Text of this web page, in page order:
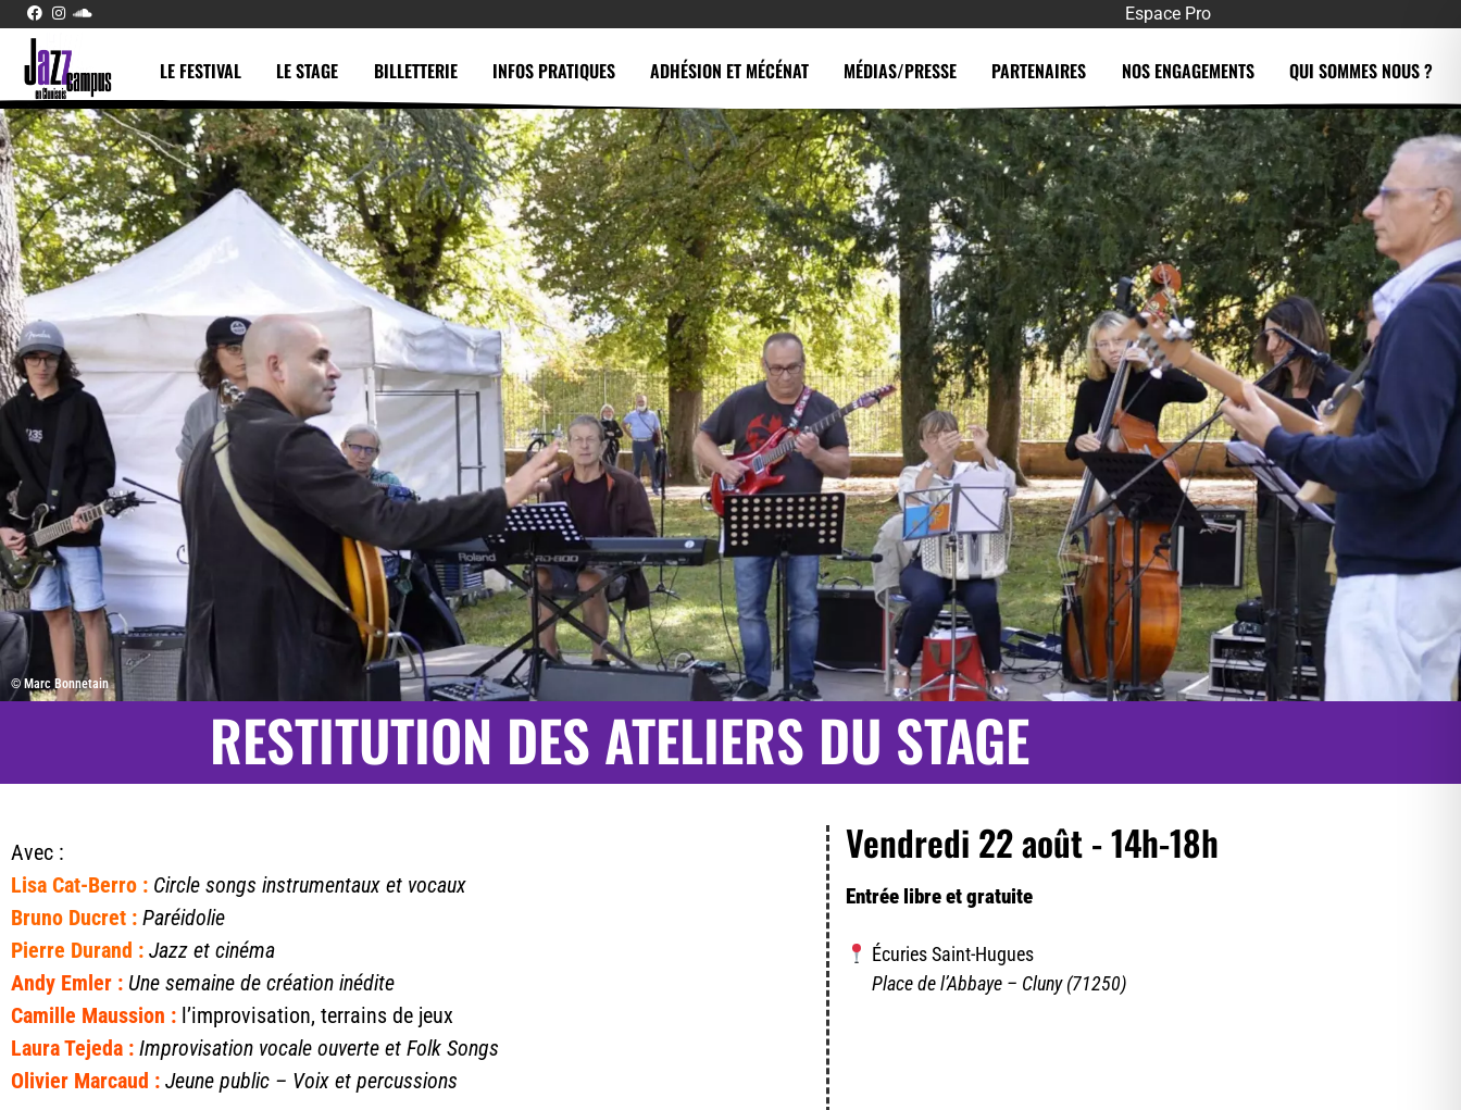
Espace Pro
LE FESTIVAL LE STAGE BILLETTERIE INFOS PRATIQUES ADHÉSION ET MÉCÉNAT MÉDIAS/PRESSE PARTENAIRES NOS ENGAGEMENTS QUI SOMMES NOUS ?
© Marc Bonnetain
RESTITUTION DES ATELIERS DU STAGE
Avec :
Lisa Cat-Berro : Circle songs instrumentaux et vocaux
Bruno Ducret : Paréidolie
Pierre Durand : Jazz et cinéma
Andy Emler : Une semaine de création inédite
Camille Maussion : l’improvisation, terrains de jeux
Laura Tejeda : Improvisation vocale ouverte et Folk Songs
Olivier Marcaud : Jeune public – Voix et percussions
Vendredi 22 août - 14h-18h
Entrée libre et gratuite
Écuries Saint-Hugues
Place de l’Abbaye – Cluny (71250)